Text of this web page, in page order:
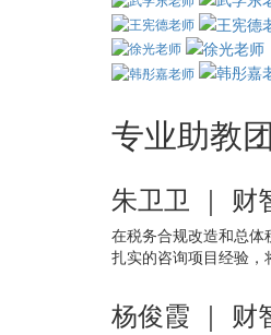
专业助教
朱卫卫 ｜ 财
在税务合规改造和总
扎实的咨询项目经验，
杨俊霞 ｜ 财